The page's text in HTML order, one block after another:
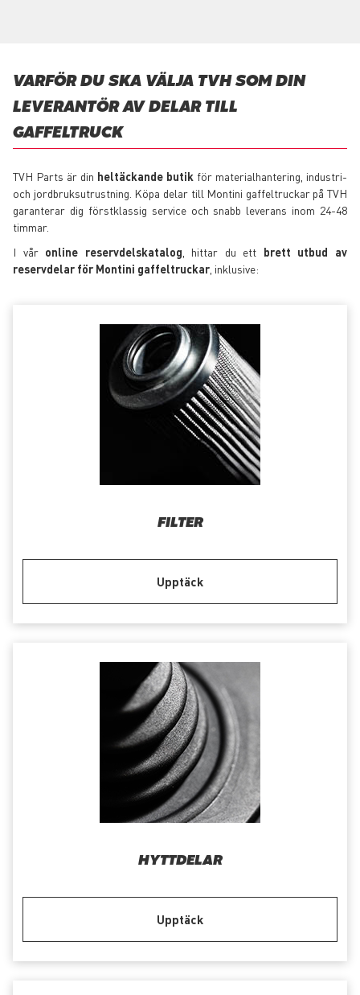
VARFÖR DU SKA VÄLJA TVH SOM DIN
LEVERANTÖR AV DELAR TILL
GAFFELTRUCK
TVH Parts är din heltäckande butik för materialhantering, industri-
och jordbruksutrustning. Köpa delar till Montini gaffeltruckar på TVH
garanterar dig förstklassig service och snabb leverans inom 24-48
timmar.
I vår online reservdelskatalog , hittar du ett brett utbud av
reservdelar för Montini gaffeltruckar , inklusive:
FILTER
Upptäck
HYTTDELAR
Upptäck